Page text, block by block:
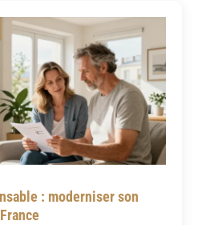
: moderniser son